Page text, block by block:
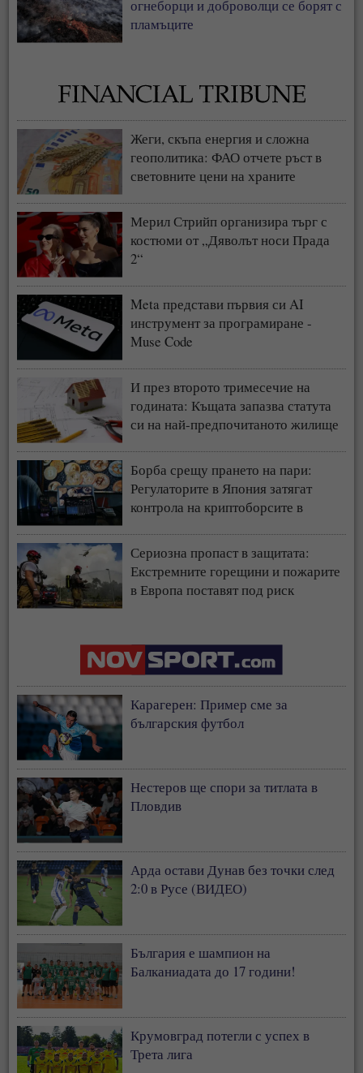
огнеборци и доброволци се борят с
пламъците
Жеги, скъпа енергия и сложна
геополитика: ФАО отчете ръст в
световните цени на храните
Мерил Стрийп организира търг с
костюми от „Дяволът носи Прада
2“
Meta представи първия си AI
инструмент за програмиране -
Muse Code
И през второто тримесечие на
годината: Къщата запазва статута
си на най-предпочитаното жилище
Борба срещу прането на пари:
Регулаторите в Япония затягат
контрола на криптоборсите в
Сериозна пропаст в защитата:
Екстремните горещини и пожарите
в Европа поставят под риск
Карагерен: Пример сме за
българския футбол
Нестеров ще спори за титлата в
Пловдив
Арда остави Дунав без точки след
2:0 в Русе (ВИДЕО)
България е шампион на
Балканиадата до 17 години!
Крумовград потегли с успех в
Трета лига